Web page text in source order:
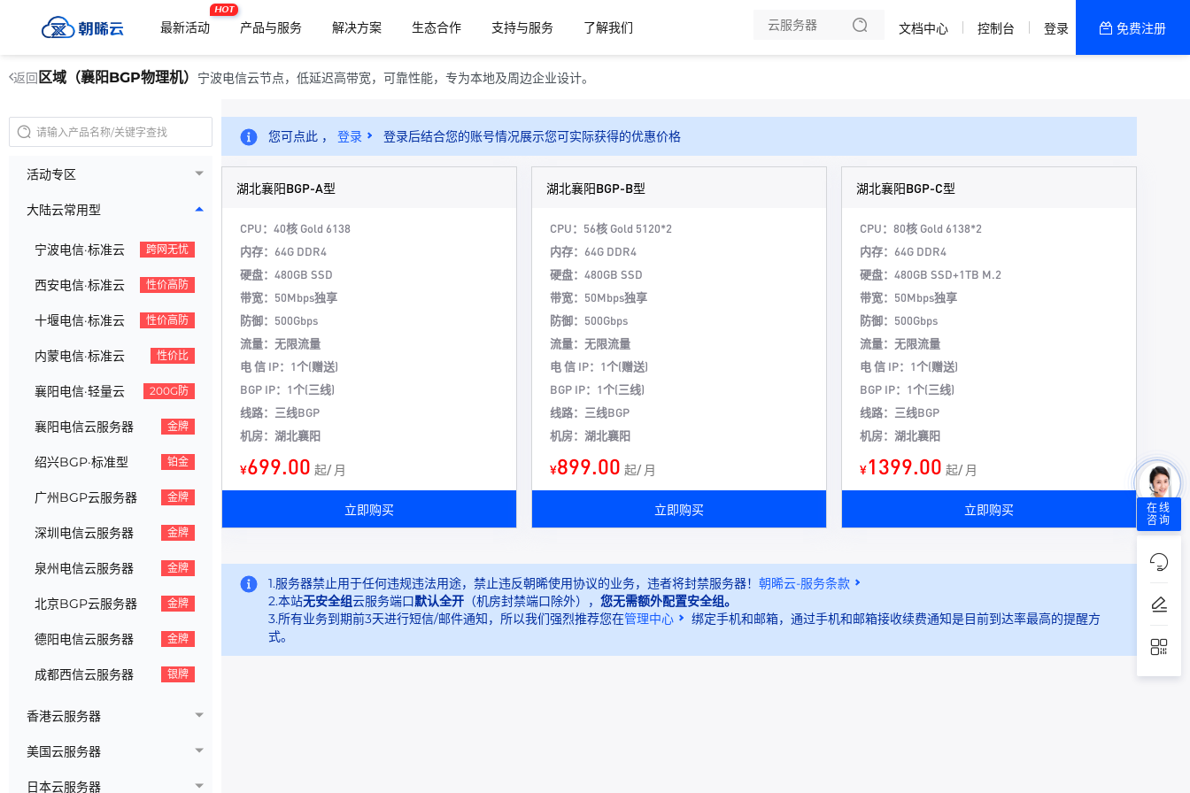
最新活动
HOT
产品与服务 解决方案 生态合作 支持与服务
了解我们
文档中心 控制台 登录 免费注册
返回 区域（襄阳BGP物理机） 宁波电信云节点，低延迟高带宽，可靠性能，专为本地及周边企业设计。
活动专区
大陆云常用型
宁波电信·标准云 跨网无忧
西安电信·标准云 性价高防
十堰电信·标准云 性价高防
内蒙电信·标准云 性价比
襄阳电信·轻量云 200G防
襄阳电信云服务器 金牌
绍兴BGP·标准型 铂金
广州BGP云服务器 金牌
深圳电信云服务器 金牌
泉州电信云服务器 金牌
北京BGP云服务器 金牌
德阳电信云服务器 金牌
成都西信云服务器 银牌
香港云服务器
美国云服务器
日本云服务器
您可点此 ， 登录 登录后结合您的账号情况展示您可实际获得的优惠价格
湖北襄阳BGP-A型
CPU：40核 Gold 6138
内存：64G DDR4
硬盘：480GB SSD
带宽：50Mbps独享
防御：500Gbps
流量：无限流量
电 信 IP：1个(赠送)
BGP IP：1个(三线)
线路：三线BGP
机房：湖北襄阳
¥699.00 起/ 月
立即购买
湖北襄阳BGP-B型
CPU：56核 Gold 5120*2
内存：64G DDR4
硬盘：480GB SSD
带宽：50Mbps独享
防御：500Gbps
流量：无限流量
电 信 IP：1个(赠送)
BGP IP：1个(三线)
线路：三线BGP
机房：湖北襄阳
¥899.00 起/ 月
立即购买
湖北襄阳BGP-C型
CPU：80核 Gold 6138*2
内存：64G DDR4
硬盘：480GB SSD+1TB M.2
带宽：50Mbps独享
防御：500Gbps
流量：无限流量
电 信 IP：1个(赠送)
BGP IP：1个(三线)
线路：三线BGP
机房：湖北襄阳
¥1399.00 起/ 月
立即购买
1.服务器禁止用于任何违规违法用途，禁止违反朝晞使用协议的业务，违者将封禁服务器！ 朝晞云-服务条款
2.本站无安全组云服务端口默认全开 （机房封禁端口除外）， 您无需额外配置安全组。
3.所有业务到期前3天进行短信/邮件通知，所以我们强烈推荐您在管理中心
绑定手机和邮箱，通过手机和邮箱接收续费通知是目前到达率最高的提醒方
式。
在线
咨询